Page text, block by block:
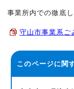
事業所内での徹底
守山市事業系
このページに関